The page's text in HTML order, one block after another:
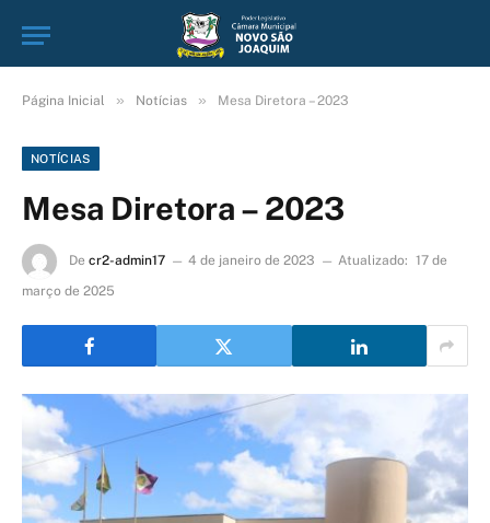
Página Inicial » Notícias » Mesa Diretora – 2023
NOTÍCIAS
Mesa Diretora – 2023
De cr2-admin17 4 de janeiro de 2023 Atualizado: 17 de
março de 2025